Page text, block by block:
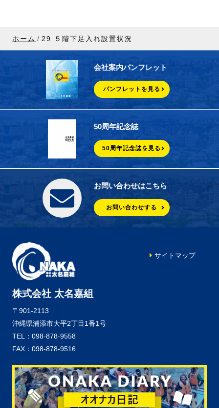
ホーム 29 ５階下足入れ設置状況
会社案内パンフレット
パンフレットを見る
50周年記念誌
50周年記念誌を見る
お問い合わせはこちら
お問い合わせする
株式会社 太名嘉組
〒901-2113
沖縄県浦添市大平2丁目1番1号
TEL：098-878-9558
FAX：098-878-9516
サイトマップ